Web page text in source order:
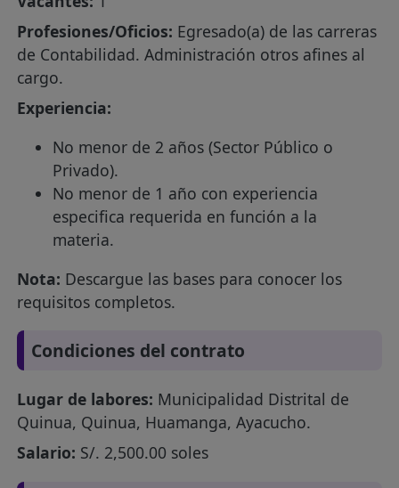
Profesiones/Oficios: Egresado(a) de las carreras
de Contabilidad. Administración otros afines al
cargo.
Experiencia:
No menor de 2 años (Sector Público o
Privado).
No menor de 1 año con experiencia
especifica requerida en función a la
materia.
Nota: Descargue las bases para conocer los
requisitos completos.
Condiciones del contrato
Lugar de labores: Municipalidad Distrital de
Quinua, Quinua, Huamanga, Ayacucho.
Salario: S/. 2,500.00 soles